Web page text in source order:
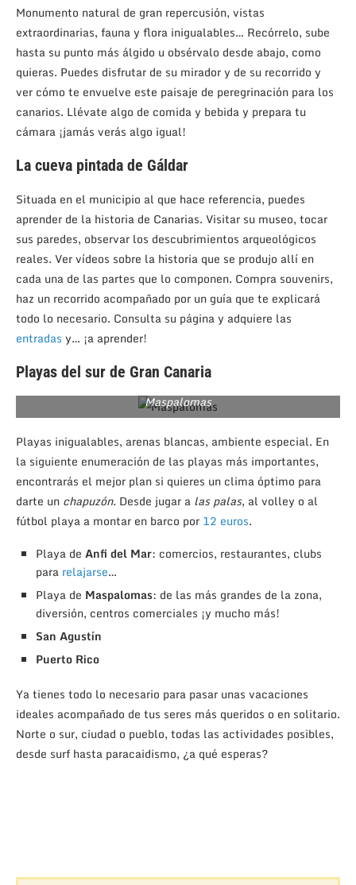
Monumento natural de gran repercusión, vistas
extraordinarias, fauna y flora inigualables… Recórrelo, sube
hasta su punto más álgido u obsérvalo desde abajo, como
quieras. Puedes disfrutar de su mirador y de su recorrido y
ver cómo te envuelve este paisaje de peregrinación para los
canarios. Llévate algo de comida y bebida y prepara tu
cámara ¡jamás verás algo igual!
La cueva pintada de Gáldar
Situada en el municipio al que hace referencia, puedes
aprender de la historia de Canarias. Visitar su museo, tocar
sus paredes, observar los descubrimientos arqueológicos
reales. Ver vídeos sobre la historia que se produjo allí en
cada una de las partes que lo componen. Compra souvenirs,
haz un recorrido acompañado por un guía que te explicará
todo lo necesario. Consulta su página y adquiere las
entradas y… ¡a aprender!
Playas del sur de Gran Canaria
Maspalomas
Playas inigualables, arenas blancas, ambiente especial. En
la siguiente enumeración de las playas más importantes,
encontrarás el mejor plan si quieres un clima óptimo para
darte un chapuzón. Desde jugar a las palas, al volley o al
fútbol playa a montar en barco por 12 euros.
Playa de Anfi del Mar: comercios, restaurantes, clubs
para relajarse…
Playa de Maspalomas: de las más grandes de la zona,
diversión, centros comerciales ¡y mucho más!
San Agustín
Puerto Rico
Ya tienes todo lo necesario para pasar unas vacaciones
ideales acompañado de tus seres más queridos o en solitario.
Norte o sur, ciudad o pueblo, todas las actividades posibles,
desde surf hasta paracaidismo, ¿a qué esperas?